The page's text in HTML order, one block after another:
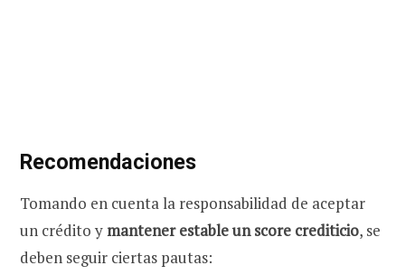
Recomendaciones
Tomando en cuenta la responsabilidad de aceptar
un crédito ymantener estable un score crediticio, se
deben seguir ciertas pautas: